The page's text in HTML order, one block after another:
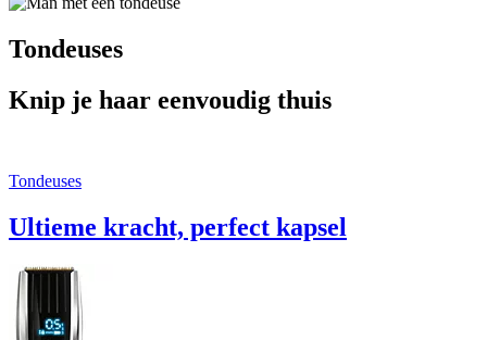
Tondeuses
Knip je haar eenvoudig thuis
Tondeuses
Ultieme kracht, perfect kapsel